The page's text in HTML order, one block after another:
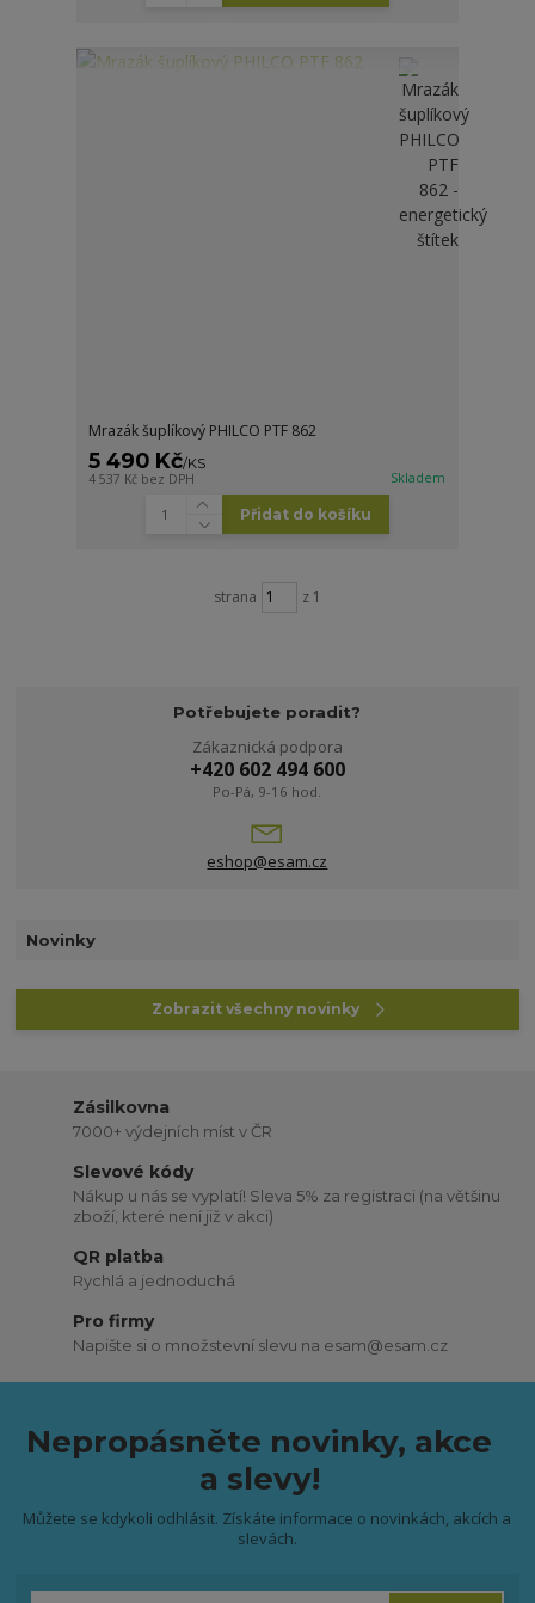
Mrazák šuplíkový PHILCO PTF 862
5 490 Kč/KS
4 537 Kč bez DPH Skladem
Přidat do košíku
strana z 1
Potřebujete poradit?
Zákaznická podpora
+420 602 494 600
Po-Pá, 9-16 hod.
eshop@esam.cz
Novinky
Zobrazit všechny novinky
Zásilkovna
7000+ výdejních míst v ČR
Slevové kódy
Nákup u nás se vyplatí! Sleva 5% za registraci (na většinu
zboží, které není již v akci)
QR platba
Rychlá a jednoduchá
Pro firmy
Napište si o množstevní slevu na esam@esam.cz
Nepropásněte novinky, akce
a slevy!
Můžete se kdykoli odhlásit. Získáte informace o novinkách, akcích a
slevách.